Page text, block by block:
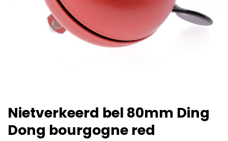
Nietverkeerd bel 80mm Ding
Dong bourgogne red